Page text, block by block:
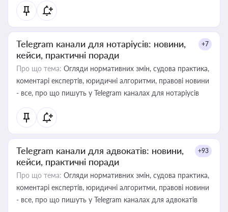
Telegram канали для нотаріусів: новини,
кейси, практичні поради
+7
Про що тема: Огляди нормативних змін, судова практика,
коментарі експертів, юридичні алгоритми, правові новини
- все, про що пишуть у Telegram каналах для нотаріусів
Telegram канали для адвокатів: новини,
кейси, практичні поради
+93
Про що тема: Огляди нормативних змін, судова практика,
коментарі експертів, юридичні алгоритми, правові новини
- все, про що пишуть у Telegram каналах для адвокатів